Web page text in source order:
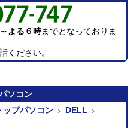
よる６時までとなっておりま
ください。
ソコン
ップパソコン
DELL